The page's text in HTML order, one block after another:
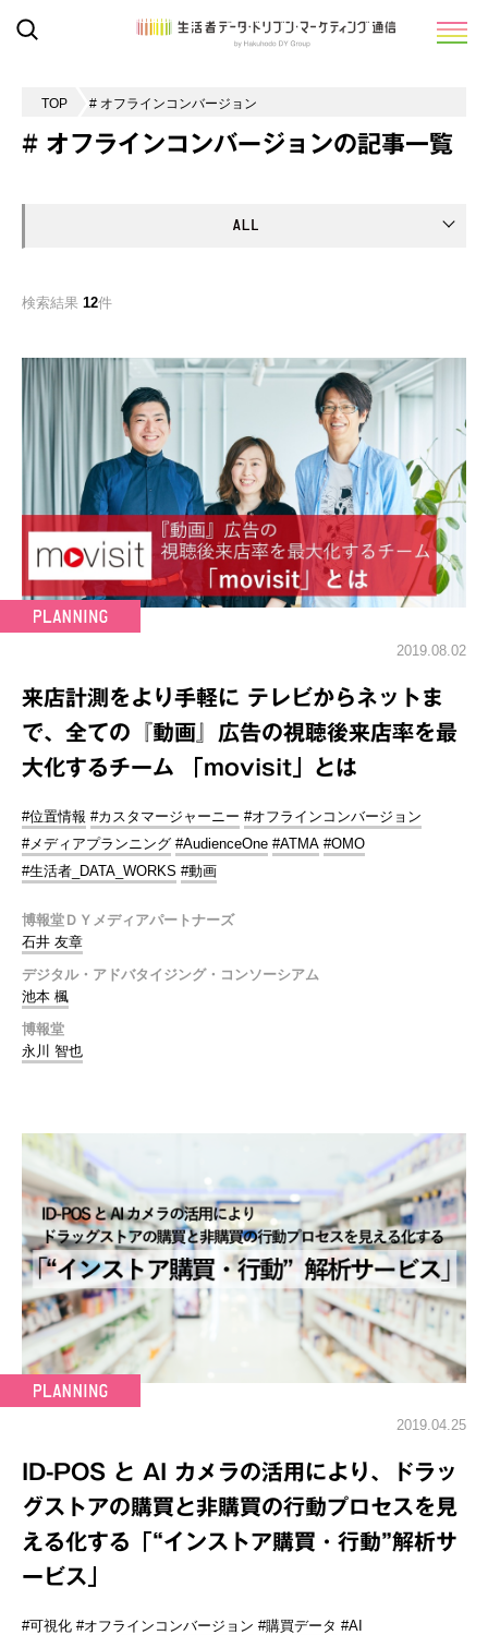
TOP # オフラインコンバージョン
# オフラインコンバージョンの記事一覧
検索結果 12件
2019.08.02
来店計測をより手軽に テレビからネットま
で、全ての『動画』広告の視聴後来店率を最
大化するチーム 「movisit」とは
#位置情報 #カスタマージャーニー #オフラインコンバージョン
#メディアプランニング #AudienceOne #ATMA #OMO
#生活者_DATA_WORKS #動画
博報堂ＤＹメディアパートナーズ
石井 友章
デジタル・アドバタイジング・コンソーシアム
池本 楓
博報堂
永川 智也
2019.04.25
ID-POS と AI カメラの活用により、ドラッ
グストアの購買と非購買の行動プロセスを見
える化する「“インストア購買・行動”解析サ
ービス」
#可視化 #オフラインコンバージョン #購買データ #AI